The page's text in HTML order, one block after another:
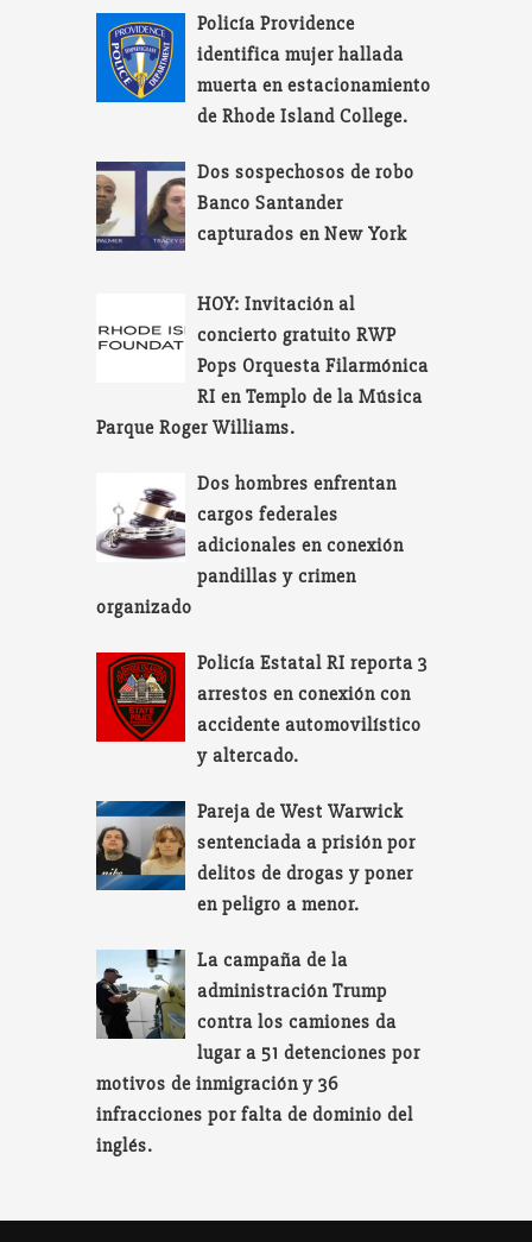
Policía Providence
identifica mujer hallada
muerta en estacionamiento
de Rhode Island College.
Dos sospechosos de robo
Banco Santander
capturados en New York
HOY: Invitación al
concierto gratuito RWP
Pops Orquesta Filarmónica
RI en Templo de la Música
Parque Roger Williams.
Dos hombres enfrentan
cargos federales
adicionales en conexión
pandillas y crimen
organizado
Policía Estatal RI reporta 3
arrestos en conexión con
accidente automovilístico
y altercado.
Pareja de West Warwick
sentenciada a prisión por
delitos de drogas y poner
en peligro a menor.
La campaña de la
administración Trump
contra los camiones da
lugar a 51 detenciones por
motivos de inmigración y 36
infracciones por falta de dominio del
inglés.